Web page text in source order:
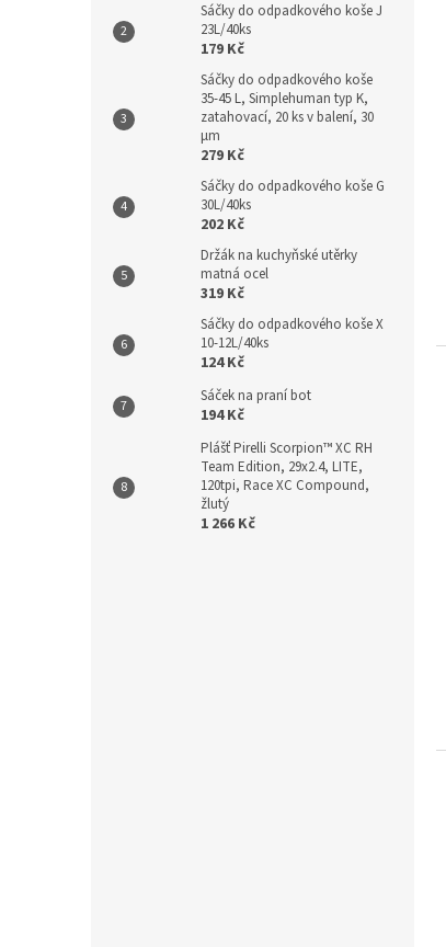
Sáčky do odpadkového koše J
23L/40ks
179 Kč
Sáčky do odpadkového koše
35-45 L, Simplehuman typ K,
zatahovací, 20 ks v balení, 30
µm
279 Kč
Sáčky do odpadkového koše G
30L/40ks
202 Kč
Držák na kuchyňské utěrky
matná ocel
319 Kč
Sáčky do odpadkového koše X
10-12L/40ks
124 Kč
Sáček na praní bot
194 Kč
Plášť Pirelli Scorpion™ XC RH
Team Edition, 29x2.4, LITE,
120tpi, Race XC Compound,
žlutý
1 266 Kč